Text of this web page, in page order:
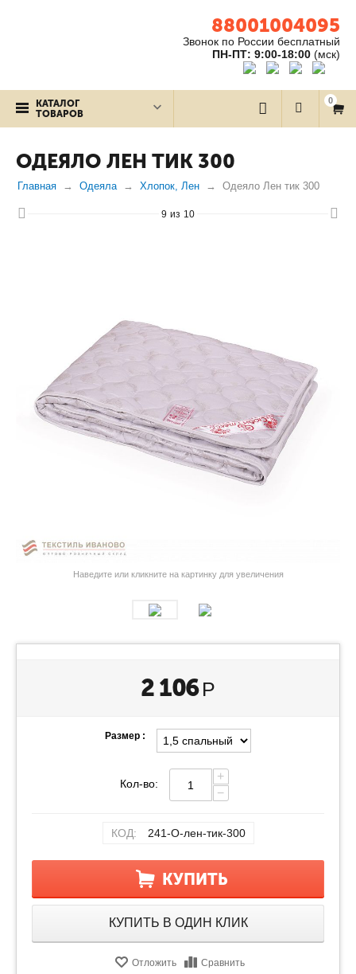
88001004095
Звонок по России бесплатный
ПН-ПТ: 9:00-18:00 (мск)
КАТАЛОГ
ТОВАРОВ
0
ОДЕЯЛО ЛЕН ТИК 300
Главная Одеяла Хлопок, Лен Одеяло Лен тик 300
9 из 10
Наведите или кликните на картинку для увеличения
2 106 Р
Размер :
Кол-во:
+
−
КОД: 241-О-лен-тик-300
КУПИТЬ
КУПИТЬ В ОДИН КЛИК
Отложить Сравнить